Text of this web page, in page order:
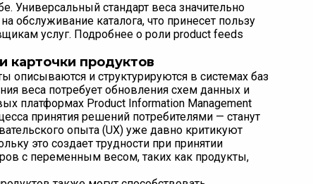
Универсальный стандарт веса значительно
обслуживание каталога, что принесет пользу
услуг. Подробнее о роли product feeds
карточки продуктов
описываются и структурируются в системах баз
веса потребует обновления схем данных и
платформах Product Information Management
принятия решений потребителями — станут
опыта (UX) уже давно критикуют
это создает трудности при принятии
с переменным весом, таких как продукты,